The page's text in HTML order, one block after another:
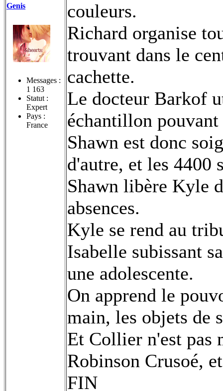
Genis
Messages :
1 163
Statut :
Expert
Pays :
France
couleurs.
Richard organise
trouvant dans le
cachette.
Le docteur Barkof
échantillon pouvant
Shawn est donc
d'autre, et les 4400
Shawn libère Kyle
absences.
Kyle se rend au
Isabelle subissant
une adolescente.
On apprend le
main, les objets de
Et Collier n'est pas
Robinson Crusoé,
FIN